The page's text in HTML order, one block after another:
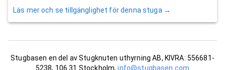
Läs mer och se tillgänglighet för denna stuga →
Stugbasen en del av Stugknuten uthyrning AB, KIVRA: 556681-
5238, 106 31 Stockholm,info@stugbasen.com